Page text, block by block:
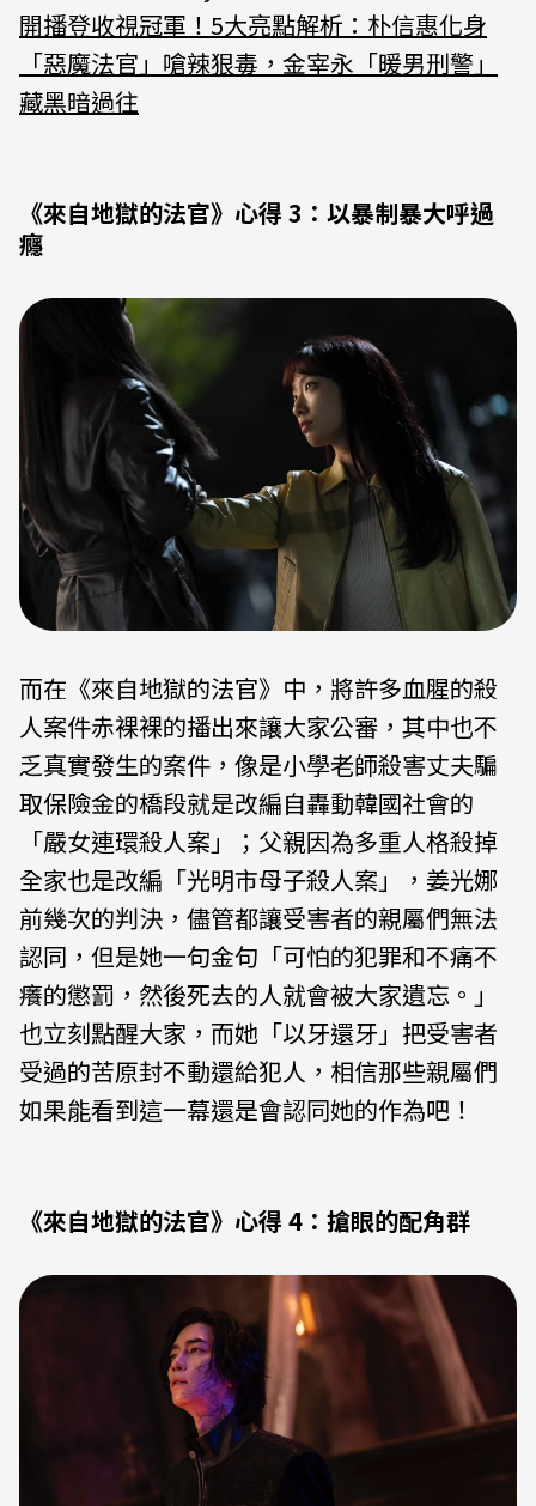
開播登收視冠軍！5大亮點解析：朴信惠化身
「惡魔法官」嗆辣狠毒，金宰永「暖男刑警」
藏黑暗過往
《來自地獄的法官》心得 3：以暴制暴大呼過
癮
而在《來自地獄的法官》中，將許多血腥的殺
人案件赤裸裸的播出來讓大家公審，其中也不
乏真實發生的案件，像是小學老師殺害丈夫騙
取保險金的橋段就是改編自轟動韓國社會的
「嚴女連環殺人案」；父親因為多重人格殺掉
全家也是改編「光明市母子殺人案」，姜光娜
前幾次的判決，儘管都讓受害者的親屬們無法
認同，但是她一句金句「可怕的犯罪和不痛不
癢的懲罰，然後死去的人就會被大家遺忘。」
也立刻點醒大家，而她「以牙還牙」把受害者
受過的苦原封不動還給犯人，相信那些親屬們
如果能看到這一幕還是會認同她的作為吧！
《來自地獄的法官》心得 4：搶眼的配角群